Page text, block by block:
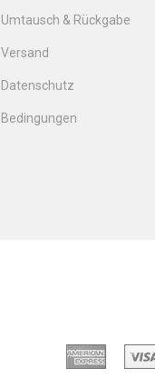
Umtausch & Rückgabe
Versand
Datenschutz
Bedingungen